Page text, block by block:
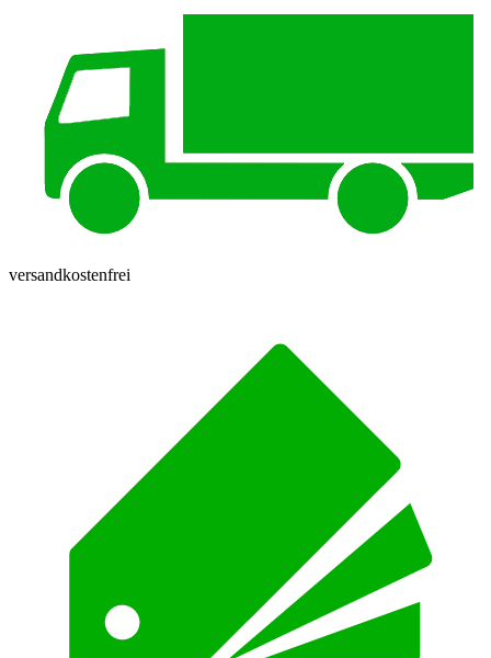
versandkostenfrei